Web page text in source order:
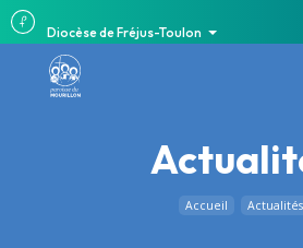
Diocèse de Fréjus-Toulon
Accueil Actualités